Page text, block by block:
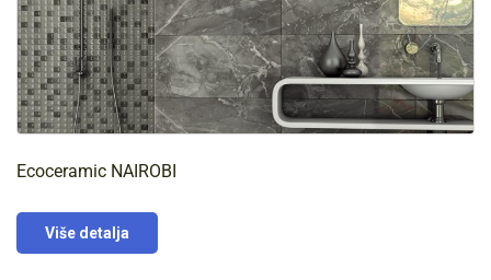
Ecoceramic NAIROBI
Više detalja